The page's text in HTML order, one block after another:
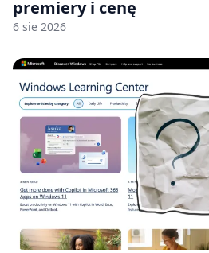
premiery i cenę
6 sie 2026